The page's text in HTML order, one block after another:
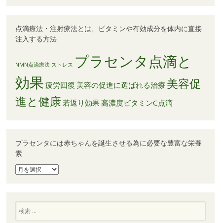
点滴療法・注射療法とは、ビタミンや有効成分を体内に直接
注入する方法
NMN点滴療法 ストレス プラセンタ点滴と
効果 疲労回復 美容の促進に選ばれる治療 美容促
進と健康 若返り効果高濃度ビタミンC点滴
プラセンタには赤ちゃんを誕生させる為に必要な豊富な栄養
素
プ
ラ
タ
に索